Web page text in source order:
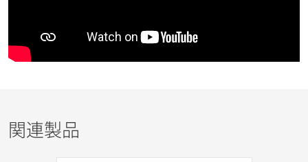
関連製品